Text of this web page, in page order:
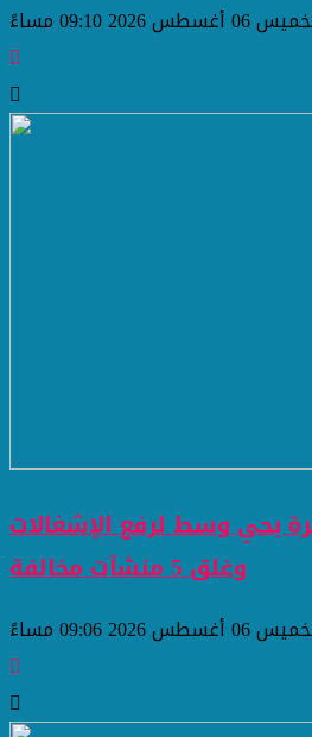
06 أغسطس 2026 09:10 مساءً
بحي وسط لرفع الإشغالات
وغلق 5 منشآت مخالفة
06 أغسطس 2026 09:06 مساءً